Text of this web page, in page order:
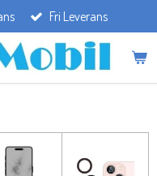
Fri Leverans